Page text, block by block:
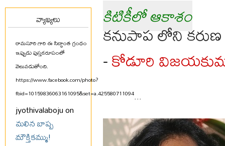
వ్యాఖ్యలు
రామసూరి గారి ఈ సిద్ధాంత గ్రంథం
ఇప్పుడు పుస్తకరూపంలో
వెలువడుతోంది.
https://www.facebook.com/photo?
fbid=10159836063161095&set=a.425580711094...
jyothivalaboju on
మలిన బాష్ప
మౌక్తికమ్ము!
కిటికీలో ఆకాశం
కనుపాప లోని
-కోడూరి